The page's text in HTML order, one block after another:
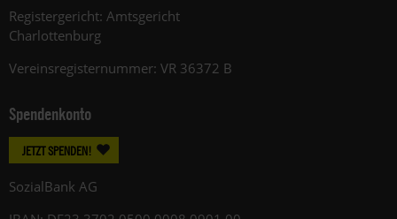
Registergericht: Amtsgericht
Charlottenburg
Vereinsregisternummer: VR 36372 B
Spendenkonto
JETZT SPENDEN!
SozialBank AG